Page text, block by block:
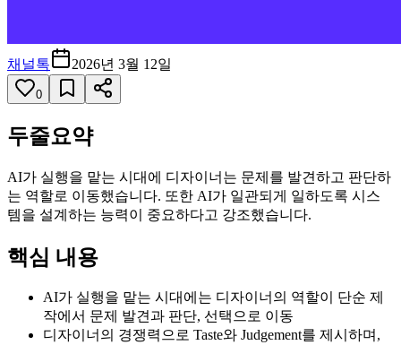
채널톡 2026년 3월 12일
0
두줄요약
AI가 실행을 맡는 시대에 디자이너는 문제를 발견하고 판단하
는 역할로 이동했습니다. 또한 AI가 일관되게 일하도록 시스
템을 설계하는 능력이 중요하다고 강조했습니다.
핵심 내용
AI가 실행을 맡는 시대에는 디자이너의 역할이 단순 제
작에서 문제 발견과 판단, 선택으로 이동
디자이너의 경쟁력으로 Taste와 Judgement를 제시하며,